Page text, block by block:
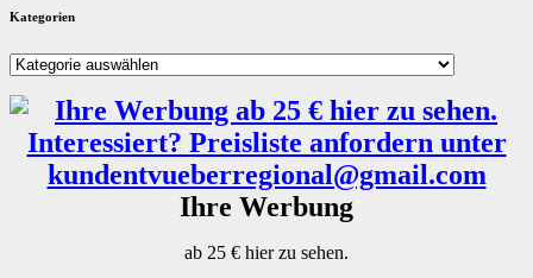
Kategorien
Kategorien
Ihre Werbung
ab 25 € hier zu sehen.